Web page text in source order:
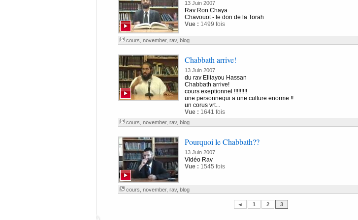
13 Juin 2007
Rav Ron Chaya
Chavouot - le don de la Torah
Vue : 1499 fois
cours november, rav, blog
Chabbath arrive!
13 Juin 2007
du rav Elliayou Hassan
Chabbath arrive!
cours exeptionnel !!!!!!!!!
une personnequi a une culture enorme !!
un corus vrt...
Vue : 1641 fois
cours november, rav, blog
Pourquoi le Chabbath??
13 Juin 2007
Vidéo Rav
Vue : 1545 fois
cours november, rav, blog
◄ 1 2 3